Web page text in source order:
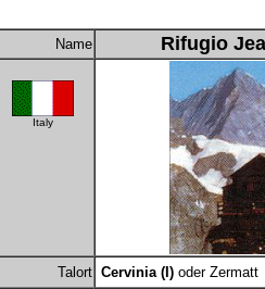
Name Rifugio
Italy
Talort Cervinia (I) oder Zermatt